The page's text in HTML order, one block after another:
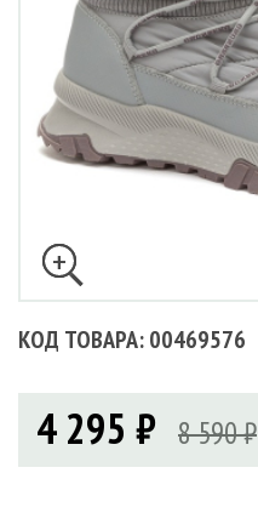
КОД ТОВАРА: 00469576
4 295 ₽ 8 590 ₽